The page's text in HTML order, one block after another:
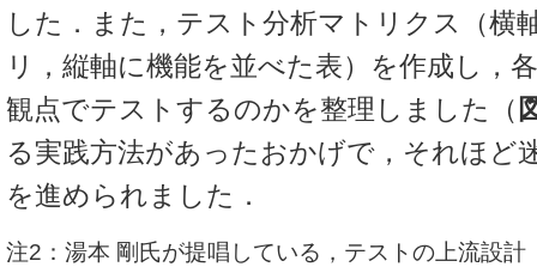
した．また，テスト分析マトリクス（横
リ，縦軸に機能を並べた表）を作成し，
観点でテストするのかを整理しました（
る実践方法があったおかげで，それほど
を進められました．
注2：湯本 剛氏が提唱している，テストの上流設計